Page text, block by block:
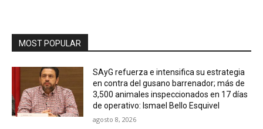
MOST POPULAR
SAyG refuerza e intensifica su estrategia
en contra del gusano barrenador; más de
3,500 animales inspeccionados en 17 días
de operativo: Ismael Bello Esquivel
agosto 8, 2026